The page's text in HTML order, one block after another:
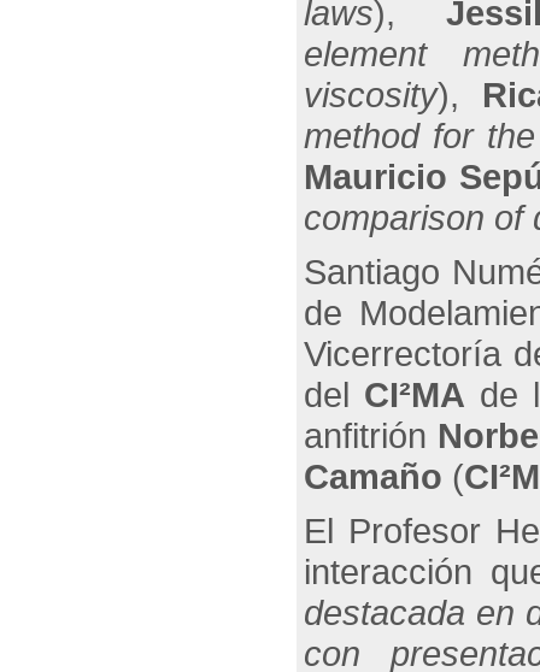
laws),
element
viscosity),
method for
Mauricio
comparison of
Santiago
de
Vicerrectoría
del CI²MA de
anfitrión
Camaño (
El Profesor
interacción
destacada en
con